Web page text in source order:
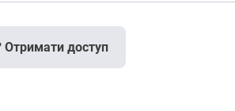
Отримати доступ